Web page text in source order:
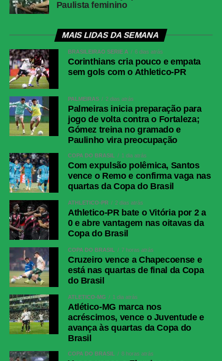
Paulista feminino
MAIS LIDAS DA SEMANA
BRASILEIRÃO SÉRIE A 6 dias atrás
Corinthians cria pouco e empata
sem gols com o Athletico-PR
PALMEIRAS 2 dias atrás
Palmeiras inicia preparação para
jogo de volta contra o Fortaleza;
Gómez treina no gramado e
Paulinho vira preocupação
COPA DO BRASIL 1 dia atrás
Com expulsão polêmica, Santos
vence o Remo e confirma vaga nas
quartas da Copa do Brasil
ATHLETICO-PR 2 dias atrás
Athletico-PR bate o Vitória por 2 a
0 e abre vantagem nas oitavas da
Copa do Brasil
COPA DO BRASIL 7 horas atrás
Cruzeiro vence a Chapecoense e
está nas quartas de final da Copa
do Brasil
ATLÉTICO-MG 1 dia atrás
Atlético-MG marca nos
acréscimos, vence o Juventude e
avança às quartas da Copa do
Brasil
COPA DO BRASIL 8 horas atrás